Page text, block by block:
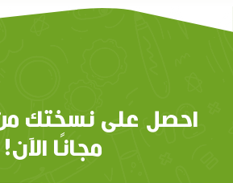
احصل على نسختك
مجانًا الآن!